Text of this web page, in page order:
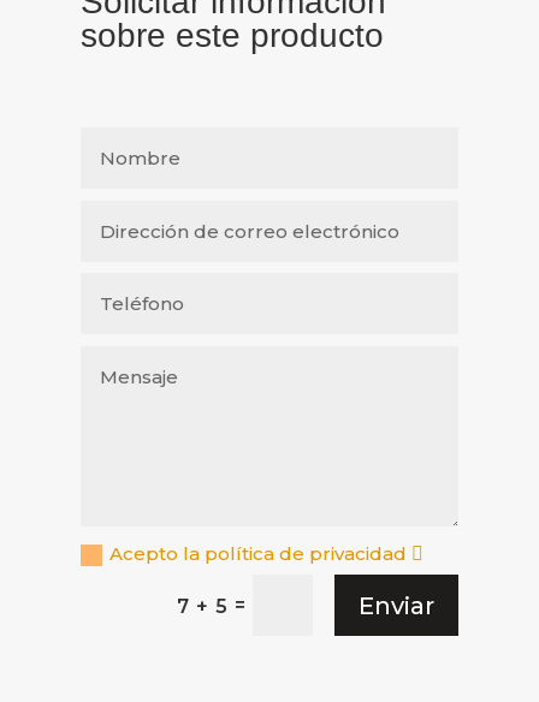
sobre este producto
Acepto la política de privacidad
7 + 5 = Enviar